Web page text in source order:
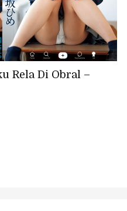
Rela Di Obral –